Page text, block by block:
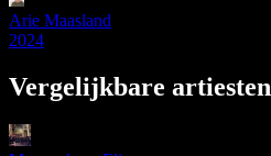
Arie Maasland
2024
Vergelijkbare artiesten